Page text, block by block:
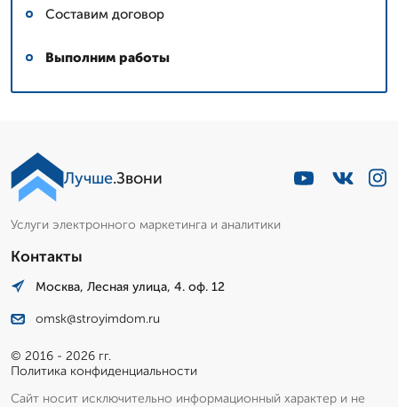
Составим договор
Выполним работы
Лучше.Звони
Услуги электронного маркетинга и аналитики
Контакты
Москва, Лесная улица, 4. оф. 12
omsk@stroyimdom.ru
© 2016 - 2026 гг.
Политика конфиденциальности
Сайт носит исключительно информационный характер и не